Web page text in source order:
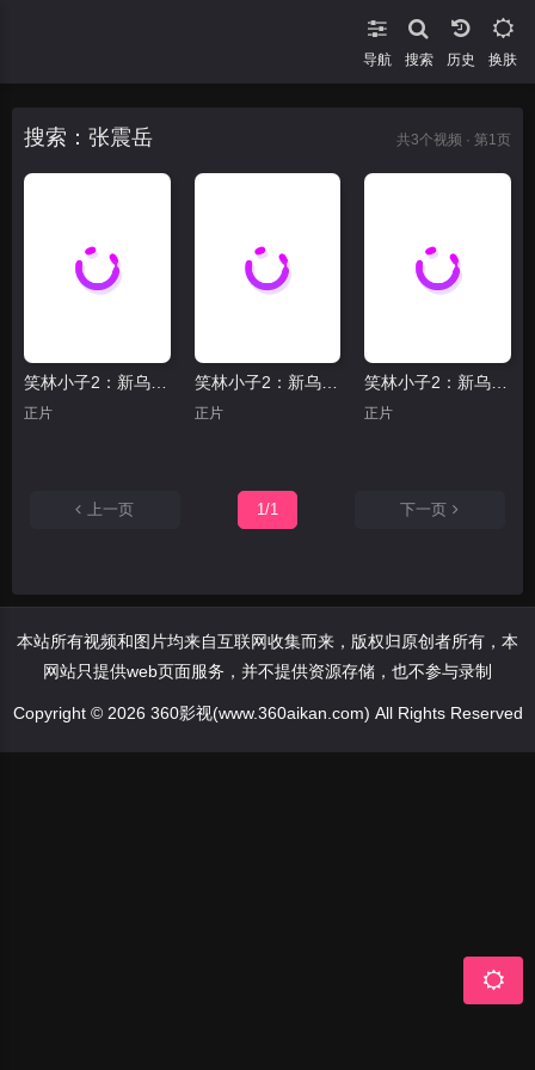
导航 搜索 换肤
搜索：张震岳 共3个视频 · 第1页
笑林小子2：新乌龙院乌龙院2
正片
笑林小子2：新乌龙院笑林小子2
正片
笑林小子2：新乌龙院笑林小子
正片
上一页 1/1 下一页
本站所有视频和图片均来自互联网收集而来，版权归原创者所有，本
网站只提供web页面服务，并不提供资源存储，也不参与录制
Copyright © 2026 360影视(www.360aikan.com) All Rights Reserved